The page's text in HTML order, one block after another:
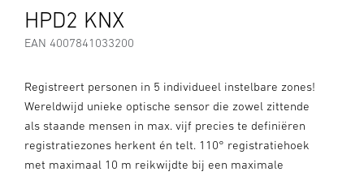
HPD2 KNX
EAN 4007841033200
Registreert personen in 5 individueel instelbare zones!
Wereldwijd unieke optische sensor die zowel zittende
als staande mensen in max. vijf precies te definiëren
registratiezones herkent én telt. 110° registratiehoek
met maximaal 10 m reikwijdte bij een maximale